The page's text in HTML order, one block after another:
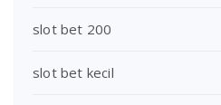
slot bet 200
slot bet kecil